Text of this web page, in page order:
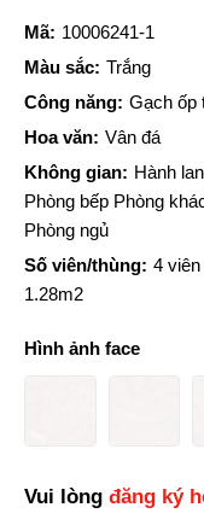
Mã: 10006241-1
Màu sắc: Trắng
Công năng: Gạch ốp
Hoa văn: Vân đá
Không gian: Hành
Phòng bếp Phòng
Phòng ngủ
Số viên/thùng: 4 viên
1.28m2
Hình ảnh face
Vui lòng đăng ký